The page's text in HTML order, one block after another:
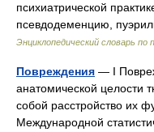
психиатрической
псевдодеменцию,
Энциклопедический словарь по
Повреждения — I
анатомической целости
собой расстройство их
Международной